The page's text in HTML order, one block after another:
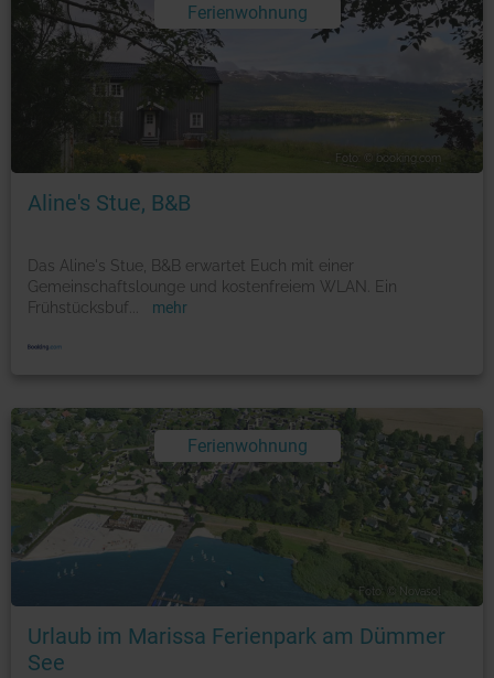
Ferienwohnung
Foto: © booking.com
Aline's Stue, B&B
Das Aline's Stue, B&B erwartet Euch mit einer
Gemeinschaftslounge und kostenfreiem WLAN. Ein
Frühstücksbuf
mehr
Ferienwohnung
Foto: © Novasol
Urlaub im Marissa Ferienpark am Dümmer
See